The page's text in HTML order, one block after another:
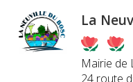
La
Mairie de
24 route